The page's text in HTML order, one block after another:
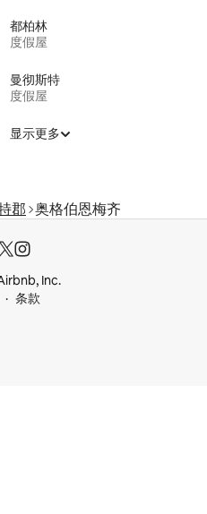
都柏林
度假屋
曼彻斯特
度假屋
显示更多
郡 奥格伯恩梅齐
Inc.
条款